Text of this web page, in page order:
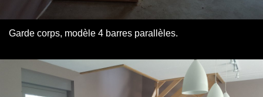
Garde corps, modèle 4 barres parallèles.